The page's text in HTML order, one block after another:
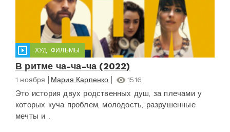
ХУД. ФИЛЬМЫ
В ритме ча-ча-ча (2022)
1 ноября Мария Карпенко 1516
Это история двух родственных душ, за плечами у
которых куча проблем, молодость, разрушенные
мечты и...